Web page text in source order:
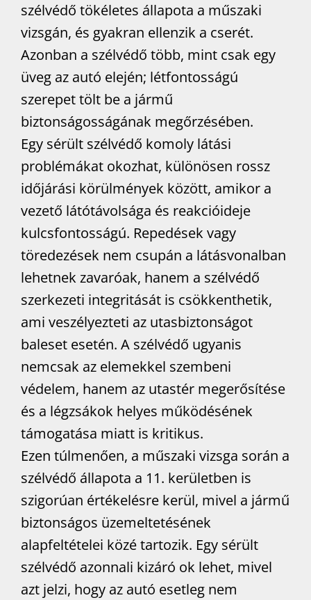
szélvédő tökéletes állapota a műszaki
vizsgán, és gyakran ellenzik a cserét.
Azonban a szélvédő több, mint csak egy
üveg az autó elején; létfontosságú
szerepet tölt be a jármű
biztonságosságának megőrzésében.
Egy sérült szélvédő komoly látási
problémákat okozhat, különösen rossz
időjárási körülmények között, amikor a
vezető látótávolsága és reakcióideje
kulcsfontosságú. Repedések vagy
töredezések nem csupán a látásvonalban
lehetnek zavaróak, hanem a szélvédő
szerkezeti integritását is csökkenthetik,
ami veszélyezteti az utasbiztonságot
baleset esetén. A szélvédő ugyanis
nemcsak az elemekkel szembeni
védelem, hanem az utastér megerősítése
és a légzsákok helyes működésének
támogatása miatt is kritikus.
Ezen túlmenően, a műszaki vizsga során a
szélvédő állapota a 11. kerületben is
szigorúan értékelésre kerül, mivel a jármű
biztonságos üzemeltetésének
alapfeltételei közé tartozik. Egy sérült
szélvédő azonnali kizáró ok lehet, mivel
azt jelzi, hogy az autó esetleg nem